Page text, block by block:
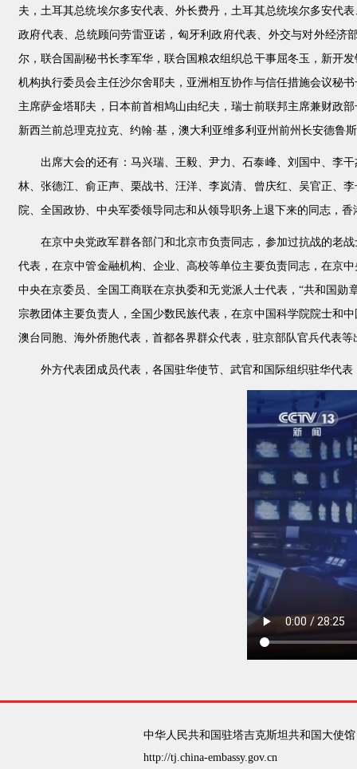
夫，土耳其总统埃尔多安代表、外长费丹，土耳其总统埃尔多安代
政府代表、总统顾问劳雷亚诺，匈牙利政府代表、外交与对外经
尔，联合国副秘书长李军华，联合国粮农组织总干事屈冬玉，新开
机构执行委员会主任沙尔舍耶夫，亚洲相互协作与信任措施会议秘
主席萨金塔耶夫，日本前首相鸠山由纪夫，瑞士前联邦主席兼财政
新西兰前总理克拉克、约翰·基，澳大利亚维多利亚州前州长安德鲁
出席大会的还有：马兴瑞、王毅、尹力、石泰峰、刘国中、李
林、张德江、俞正声、栗战书、汪洋、李岚清、曾庆红、吴官正、
院、全国政协、中央军委领导同志和从领导职务上退下来的同志，
在京中央党政军群各部门和北京市负责同志，参加过抗战的老
代表，在京中管金融机构、企业、高校等单位主要负责同志，在京
中央在京委员、全国工商联在京执委和无党派人士代表，“共和国勋
宗教团体主要负责人，全国少数民族代表，在京中国科学院院士和
澳台同胞、海外侨胞代表，首都各界群众代表，驻京部队官兵代表等
外方代表团成员代表，各国驻华使节、武官和国际组织驻华代
中华人民共和国驻塔吉克斯坦共和国大使
http://tj.china-embassy.gov.cn